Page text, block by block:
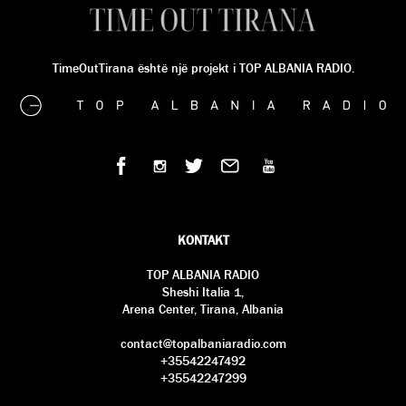
TimeOutTirana është një projekt i TOP ALBANIA RADIO.
KONTAKT
TOP ALBANIA RADIO
Sheshi Italia 1,
Arena Center, Tirana, Albania
contact@topalbaniaradio.com
+35542247492
+35542247299